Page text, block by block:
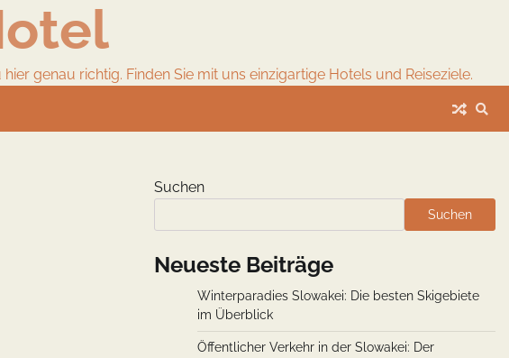
genau richtig. Finden Sie mit uns einzigartige Hotels und Reiseziele.
Suchen
Suchen
Neueste Beiträge
Winterparadies Slowakei: Die besten Skigebiete
im Überblick
Öffentlicher Verkehr in der Slowakei: Der